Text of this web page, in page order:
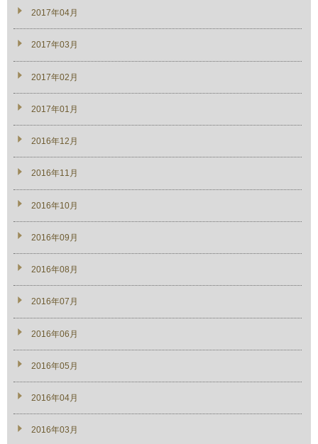
2017年04月
2017年03月
2017年02月
2017年01月
2016年12月
2016年11月
2016年10月
2016年09月
2016年08月
2016年07月
2016年06月
2016年05月
2016年04月
2016年03月